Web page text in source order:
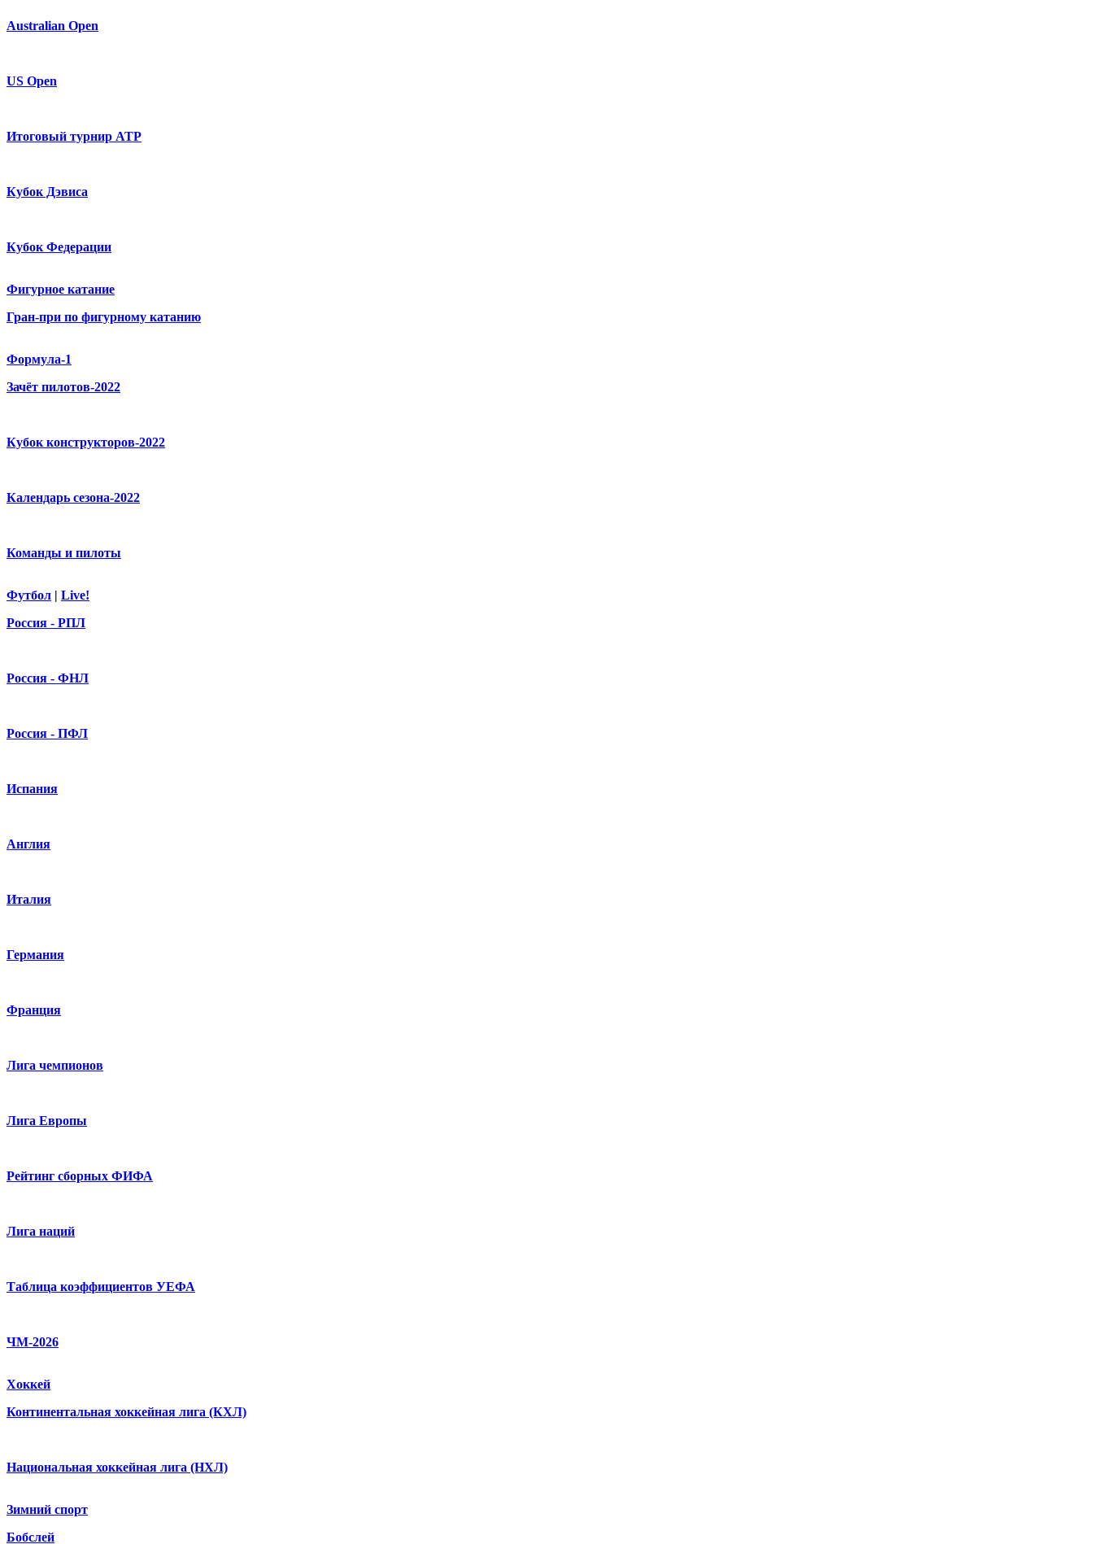
Australian Open
US Open
Итоговый турнир ATP
Кубок Дэвиса
Кубок Федерации
Фигурное катание
Гран-при по фигурному катанию
Формула-1
Зачёт пилотов-2022
Кубок конструкторов-2022
Календарь сезона-2022
Команды и пилоты
Футбол | Live!
Россия - РПЛ
Россия - ФНЛ
Россия - ПФЛ
Испания
Англия
Италия
Германия
Франция
Лига чемпионов
Лига Европы
Рейтинг сборных ФИФА
Лига наций
Таблица коэффициентов УЕФА
ЧМ-2026
Хоккей
Континентальная хоккейная лига (КХЛ)
Национальная хоккейная лига (НХЛ)
Зимний спорт
Бобслей